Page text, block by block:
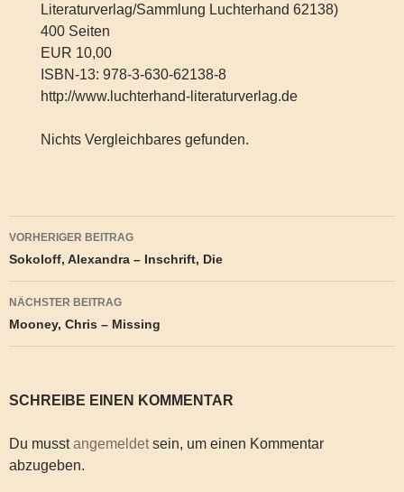
Literaturverlag/Sammlung Luchterhand 62138)
400 Seiten
EUR 10,00
ISBN-13: 978-3-630-62138-8
http://www.luchterhand-literaturverlag.de
Nichts Vergleichbares gefunden.
Beitragsnavigation
VORHERIGER BEITRAG
Sokoloff, Alexandra – Inschrift, Die
NÄCHSTER BEITRAG
Mooney, Chris – Missing
SCHREIBE EINEN KOMMENTAR
Du musstangemeldetsein, um einen Kommentar
abzugeben.